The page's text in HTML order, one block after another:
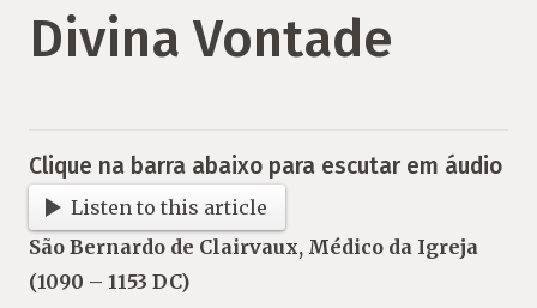
Divina Vontade
Clique na barra abaixo para escutar em áudio
Listen to this article
São Bernardo de Clairvaux, Médico da Igreja
(1090 – 1153 DC)